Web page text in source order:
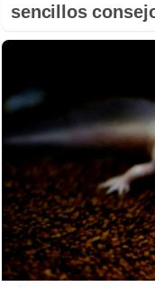
sencillos